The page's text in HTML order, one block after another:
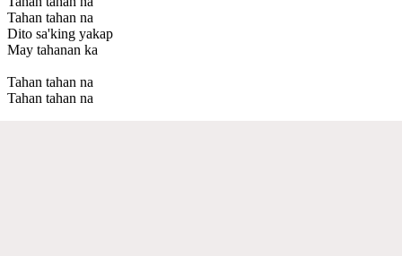
Tahan tahan na
Dito sa'king yakap
May tahanan ka
Tahan tahan na
Tahan tahan na